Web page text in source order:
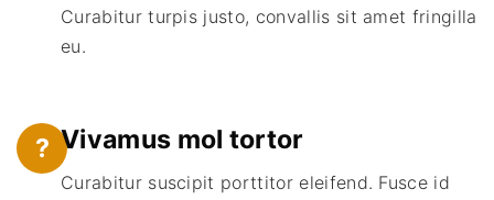
Curabitur turpis justo, convallis sit amet fringilla
eu.
? Vivamus mol tortor
Curabitur suscipit porttitor eleifend. Fusce id